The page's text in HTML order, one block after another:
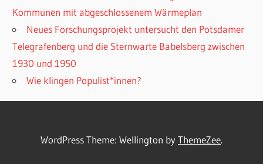
Kommunen mit abgeschlossenem Wärmeplan
Neues Forschungsprojekt untersucht den Potsdamer
Telegrafenberg und die Sternwarte Babelsberg zwischen
1930 und 1950
Wie klingen Populist*innen?
WordPress Theme: Wellington byThemeZee.